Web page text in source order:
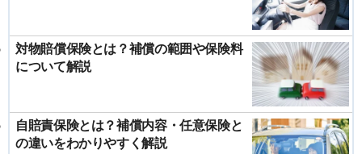
対物賠償保険とは？補償の範囲や保険料
について解説
自賠責保険とは？補償内容・任意保険と
の違いをわかりやすく解説